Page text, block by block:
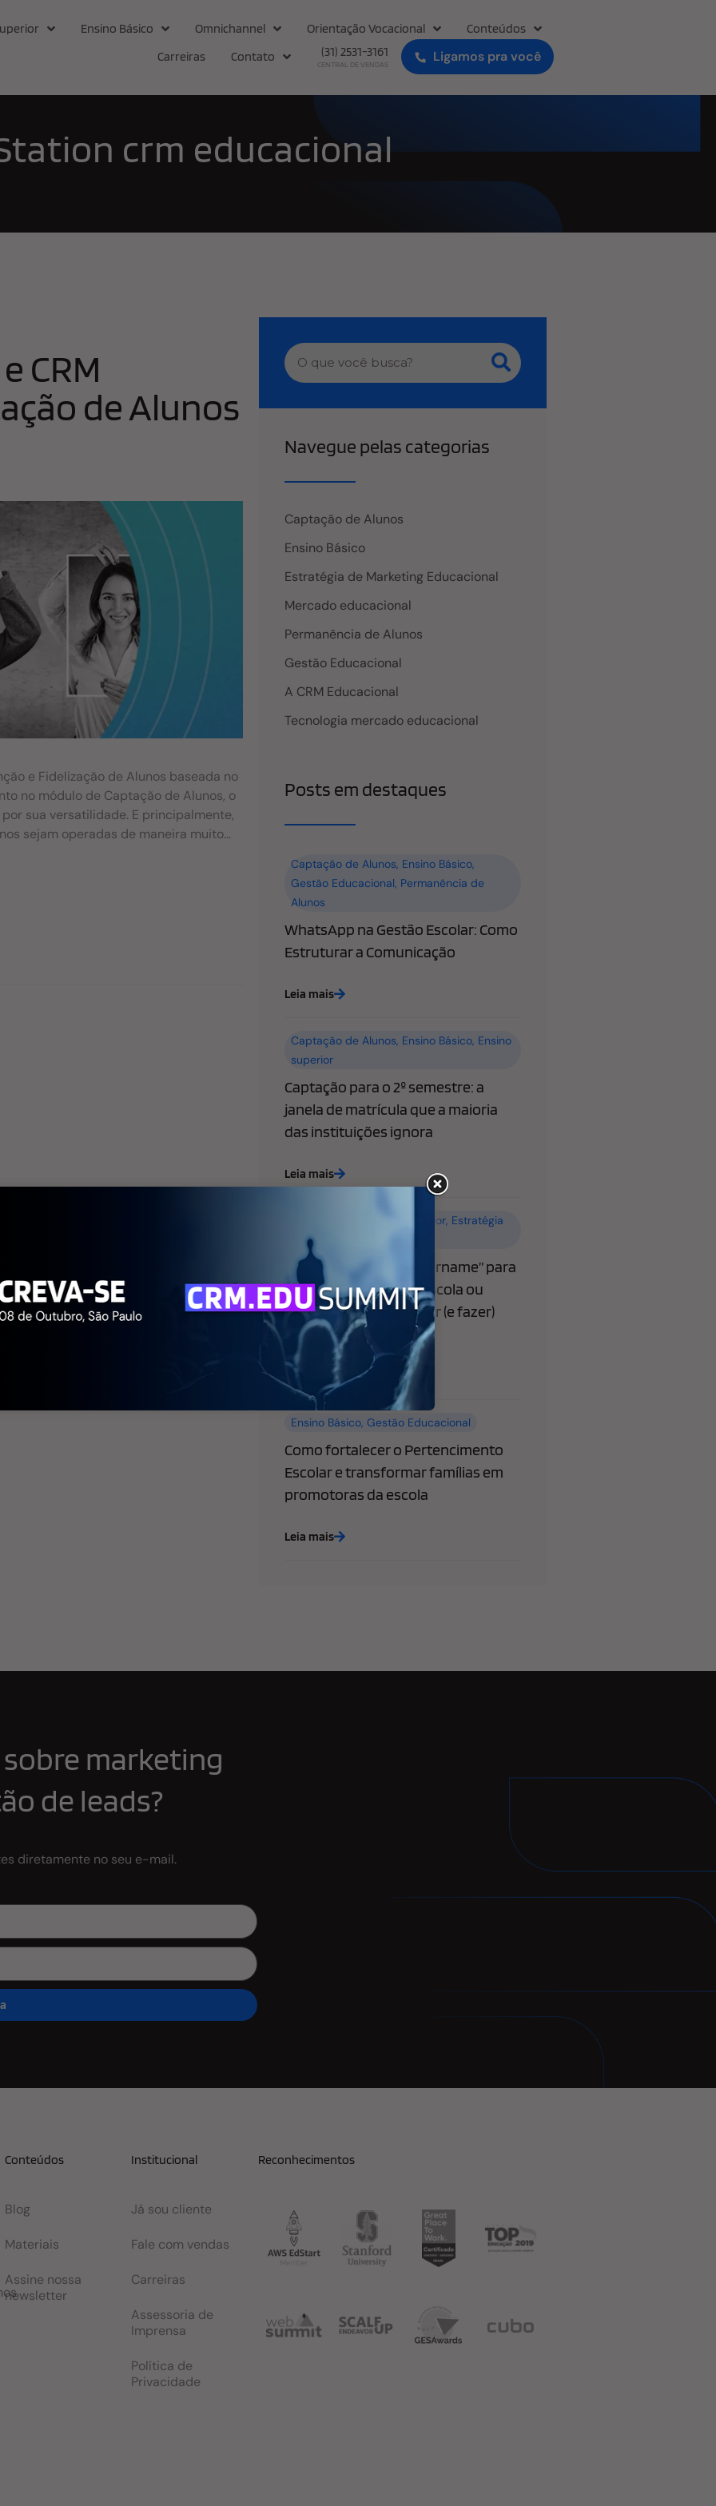
Ensino Básico Omnichannel Orientação Vocacional
Conteúdos
Carreiras
Contato (31) 2531-3161
CENTRAL DE VENDAS Ligamos pra você
crm educacional
CRM
de Alunos
e Fidelização de Alunos baseada no
no módulo de Captação de Alunos, o
sua versatilidade. E principalmente,
sejam operadas de maneira muito
Educacional para Captação de Alunos
outras palavras, conectar a fase de
a apuração do custo de aquisição
Navegue pelas categorias
Captação de Alunos
Ensino Básico
Estratégia de Marketing Educacional
Mercado educacional
Permanência de Alunos
Gestão Educacional
A CRM Educacional
Tecnologia mercado educacional
Posts em destaques
Captação de Alunos, Ensino Básico,
Gestão Educacional, Permanência de
Alunos
WhatsApp na Gestão Escolar: Como
Estruturar a Comunicação
Leia mais
Captação de Alunos, Ensino Básico, Ensino
superior
Captação para o 2º semestre: a
janela de matrícula que a maioria
das instituições ignora
Leia mais
Ensino superior, Estratégia
de Marketing Educacional
WhatsApp libera “@username” para
empresas: o que sua escola ou
faculdade precisa saber (e fazer)
agora
Leia mais
Ensino Básico, Gestão Educacional
Como fortalecer o Pertencimento
Escolar e transformar famílias em
promotoras da escola
Leia mais
marketing
de leads?
diretamente no seu e-mail.
Conteúdos
Blog
Materiais
Assine nossa
newsletter
Institucional
Já sou cliente
Fale com vendas
Carreiras
Assessoria de
Imprensa
Política de
Privacidade
Reconhecimentos